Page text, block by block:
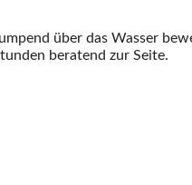
über das Wasser
beratend zur Seite.